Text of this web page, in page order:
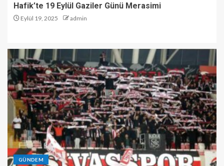
Hafik’te 19 Eylül Gaziler Günü Merasimi
Eylül 19, 2025 admin
GÜNDEM